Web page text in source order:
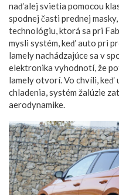
naďalej svietia pomocou
spodnej časti prednej
technológiu, ktorá sa pri
mysli systém, keď auto pri
lamely nachádzajúce sa v
elektronika vyhodnotí, že
lamely otvorí. Vo chvíli, keď
chladenia, systém žalúzie
aerodynamike.